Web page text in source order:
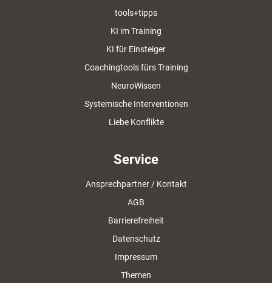
tools+tipps
KI im Training
KI für Einsteiger
Coachingtools fürs Training
NeuroWissen
Systemische Interventionen
Liebe Konflikte
Service
Ansprechpartner / Kontakt
AGB
Barrierefreiheit
Datenschutz
Impressum
Themen